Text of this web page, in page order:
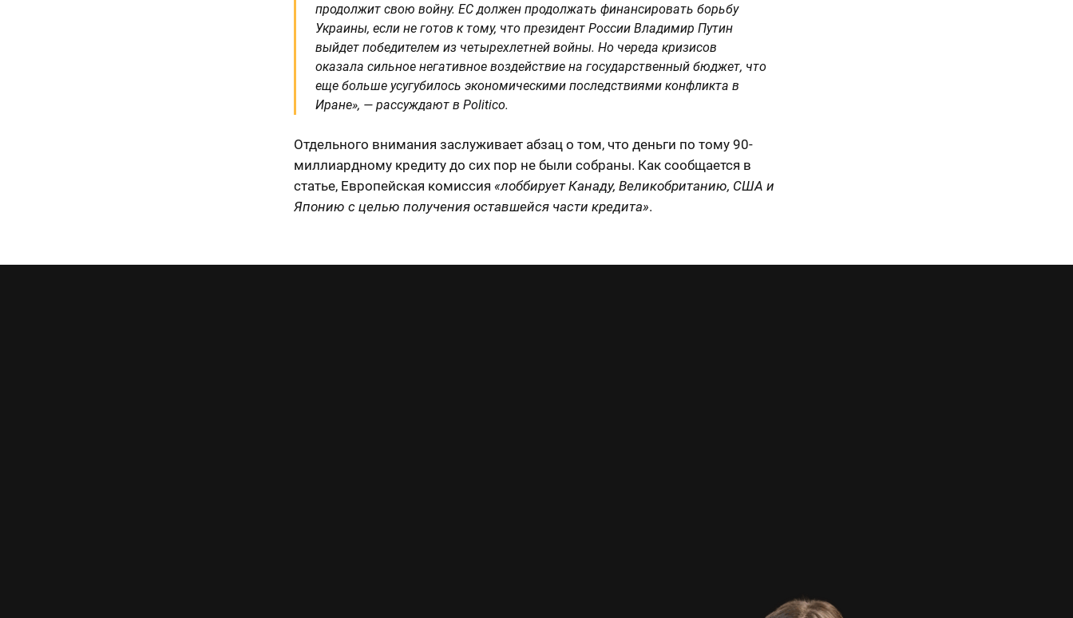
продолжит свою войну. ЕС должен продолжать финансировать борьбу
Украины, если не готов к тому, что президент России Владимир Путин
выйдет победителем из четырехлетней войны. Но череда кризисов
оказала сильное негативное воздействие на государственный бюджет, что
еще больше усугубилось экономическими последствиями конфликта в
Иране», — рассуждают в Politico.
Отдельного внимания заслуживает абзац о том, что деньги по тому 90-
миллиардному кредиту до сих пор не были собраны. Как сообщается в
статье, Европейская комиссия «лоббирует Канаду, Великобританию, США и
Японию с целью получения оставшейся части кредита».